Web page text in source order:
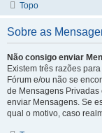
Topo
Sobre as
Não consigo enviar
Existem três razões
Fórum e/ou não se
de Mensagens Privadas
enviar Mensagens. Se
qual o motivo, caso